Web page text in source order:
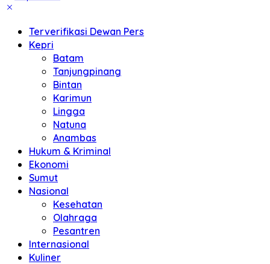
Terverifikasi Dewan Pers
Kepri
Batam
Tanjungpinang
Bintan
Karimun
Lingga
Natuna
Anambas
Hukum & Kriminal
Ekonomi
Sumut
Nasional
Kesehatan
Olahraga
Pesantren
Internasional
Kuliner